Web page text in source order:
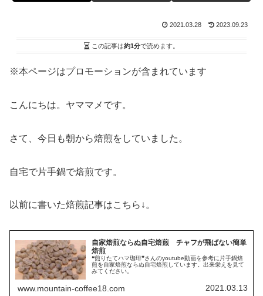
2021.03.28 2023.09.23
この記事は約1分で読めます。
※本ページはプロモーションが含まれています
こんにちは。ヤママメです。
さて、今日も朝から焙煎をしていました。
自宅で片手鍋で焙煎です。
以前に書いた焙煎記事はこちら↓。
自家焙煎ならぬ自宅焙煎 チャフが飛ばない簡単
焙煎
❝煎りたてハマ珈琲❞さんのyoutube動画を参考に片手鍋焙
煎を自家焙煎ならぬ自宅焙煎しています。出来栄えを見て
みてください。
www.mountain-coffee18.com 2021.03.13